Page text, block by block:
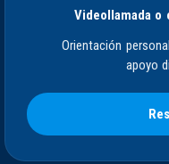
Videollamada
Orientación
apoyo